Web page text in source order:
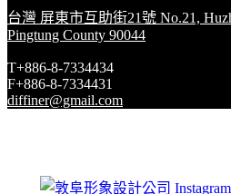
台灣 屏東市互助街21號 No.21,
Pingtung County 90044
T+886-8-7334434
F+886-8-7334431
diffiner@gmail.com